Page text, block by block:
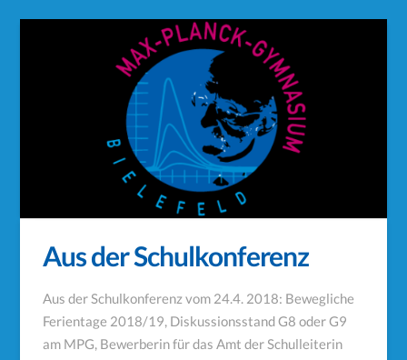
Aus der Schulkonferenz
Aus der Schulkonferenz vom 24.4. 2018: Bewegliche
Ferientage 2018/19, Diskussionsstand G8 oder G9
am MPG, Bewerberin für das Amt der Schulleiterin